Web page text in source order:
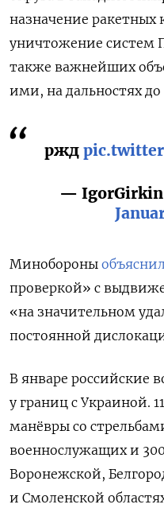
назначение
уничтожение систем
также важнейших
ими, на дальностях до
ржд
—
Минобороны
проверкой» с
«на значительном
постоянной
В январе российские
у границ с Украиной.
манёвры со
военнослужащих и
Воронежской,
и Смоленской